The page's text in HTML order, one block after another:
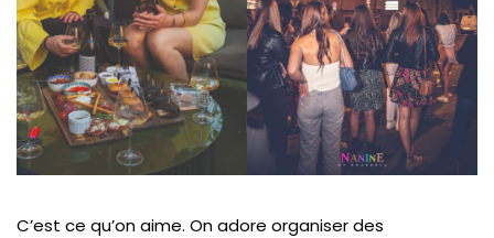
C’est ce qu’on aime. On adore organiser des